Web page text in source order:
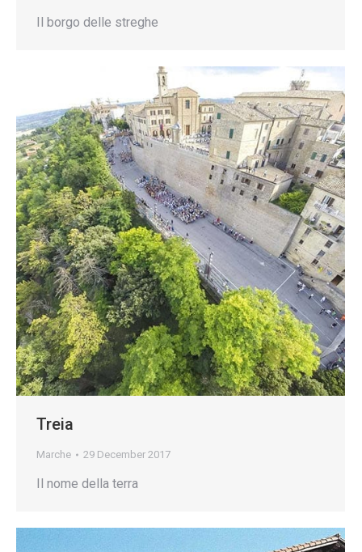
Il borgo delle streghe
Treia
Marche 29 December 2017
Il nome della terra